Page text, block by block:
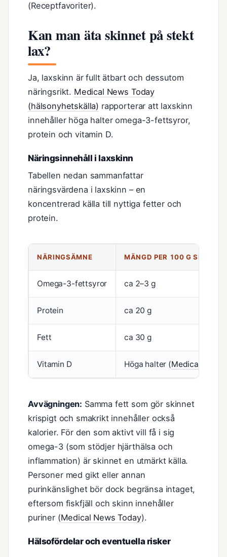
(Receptfavoriter).
Kan man äta skinnet på stekt
lax?
Ja, laxskinn är fullt ätbart och dessutom
näringsrikt. Medical News Today
(hälsonyhetskälla) rapporterar att laxskinn
innehåller höga halter omega-3-fettsyror,
protein och vitamin D.
Näringsinnehåll i laxskinn
Tabellen nedan sammanfattar
näringsvärdena i laxskinn – en
koncentrerad källa till nyttiga fetter och
protein.
NÄRINGSÄMNE MÄNGD PER 100 G SKINN
Omega-3-fettsyror ca 2–3 g
Protein ca 20 g
Fett ca 30 g
Vitamin D Höga halter (Medical News
Avvägningen: Samma fett som gör skinnet
krispigt och smakrikt innehåller också
kalorier. För den som aktivt vill få i sig
omega-3 (som stödjer hjärthälsa och
inflammation) är skinnet en utmärkt källa.
Personer med gikt eller annan
purinkänslighet bör dock begränsa intaget,
eftersom fiskfjäll och skinn innehåller
puriner (Medical News Today).
Hälsofördelar och eventuella risker